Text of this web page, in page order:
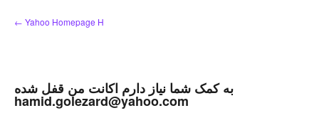
Skip
to
← Yahoo Homepage H
به کمک شما نیاز دارم اکانت من قفل شده
hamid.golezard@yahoo.com